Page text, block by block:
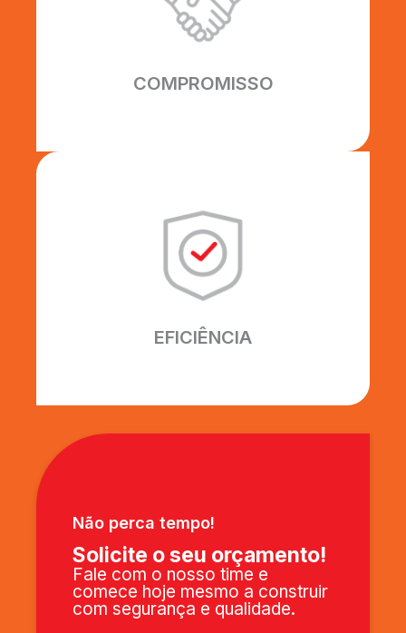
COMPROMISSO
Todos os nossos prazos são
cumpridos inteiramente,
confiança com nossos clientes.
EFICIÊNCIA
EFICIÊNCIA
Excelência em fazer o melhor.
Utilizamos os melhores
equipamentos e profissionais, para
entregue perfeitamente.
Não perca tempo!
Solicite o seu orçamento!
Fale com o nosso time e
comece hoje mesmo a construir
com segurança e qualidade.